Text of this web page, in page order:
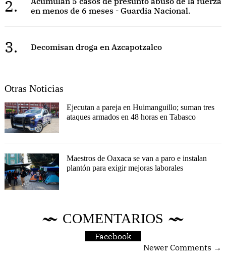
2.
en menos de 6 meses - Guardia Nacional.
3. Decomisan droga en Azcapotzalco
Otras Noticias
Ejecutan a pareja en Huimanguillo; suman tres
ataques armados en 48 horas en Tabasco
Maestros de Oaxaca se van a paro e instalan
plantón para exigir mejoras laborales
COMENTARIOS
Facebook
Newer Comments →